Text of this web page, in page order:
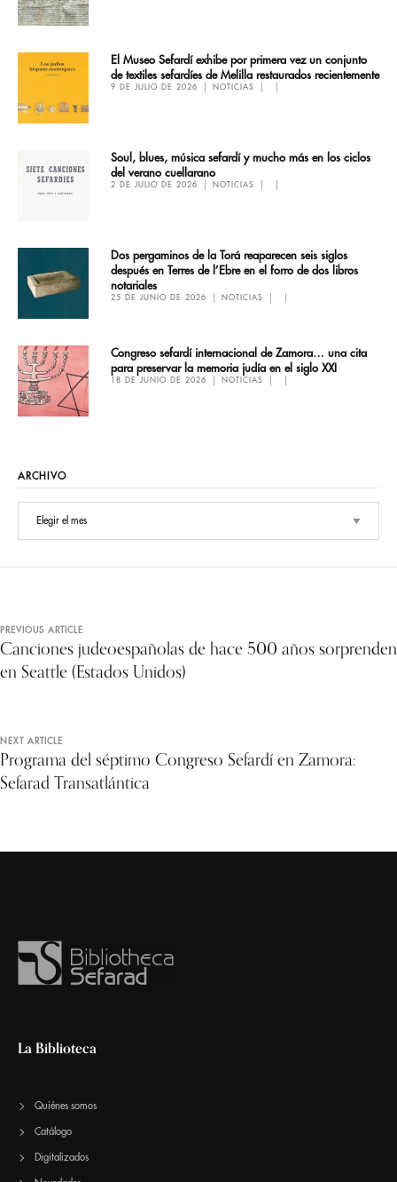
El Museo Sefardí exhibe por primera vez un conjunto
de textiles sefardíes de Melilla restaurados recientemente
9 DE JULIO DE 2026 NOTICIAS
Soul, blues, música sefardí y mucho más en los ciclos
del verano cuellarano
2 DE JULIO DE 2026 NOTICIAS
Dos pergaminos de la Torá reaparecen seis siglos
después en Terres de l’Ebre en el forro de dos libros
notariales
25 DE JUNIO DE 2026 NOTICIAS
Congreso sefardí internacional de Zamora… una cita
para preservar la memoria judía en el siglo XXI
18 DE JUNIO DE 2026 NOTICIAS
ARCHIVO
PREVIOUS ARTICLE
Canciones judeoespañolas de hace 500 años sorprenden
en Seattle (Estados Unidos)
NEXT ARTICLE
Programa del séptimo Congreso Sefardí en Zamora:
Sefarad Transatlántica
La Biblioteca
Quiénes somos
Catálogo
Digitalizados